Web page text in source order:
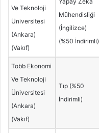
Ve Teknoloji
Üniversitesi
(Ankara)
(Vakıf)
Mühendisliği
(İngilizce)
(%50 İndirimli)
Tobb Ekonomi
Ve Teknoloji
Üniversitesi
(Ankara)
(Vakıf)
Tıp (%50
İndirimli)